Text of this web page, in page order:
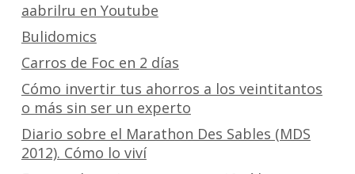
aabrilru en Youtube
Bulidomics
Carros de Foc en 2 días
Cómo invertir tus ahorros a los veintitantos
o más sin ser un experto
Diario sobre el Marathon Des Sables (MDS
2012). Cómo lo viví